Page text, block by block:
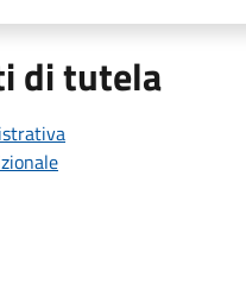
di tutela